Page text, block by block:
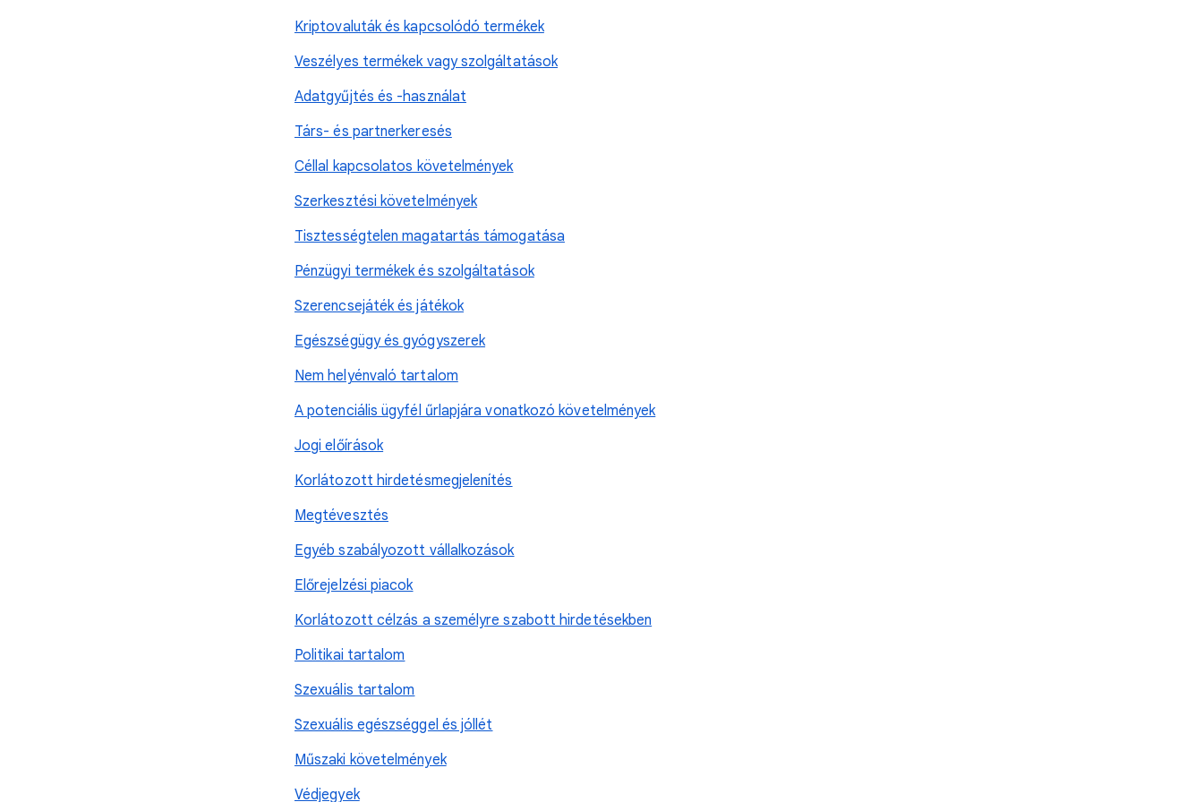
Kriptovaluták és kapcsolódó termékek
Veszélyes termékek vagy szolgáltatások
Adatgyűjtés és -használat
Társ- és partnerkeresés
Céllal kapcsolatos követelmények
Szerkesztési követelmények
Tisztességtelen magatartás támogatása
Pénzügyi termékek és szolgáltatások
Szerencsejáték és játékok
Egészségügy és gyógyszerek
Nem helyénvaló tartalom
A potenciális ügyfél űrlapjára vonatkozó követelmények
Jogi előírások
Korlátozott hirdetésmegjelenítés
Megtévesztés
Egyéb szabályozott vállalkozások
Előrejelzési piacok
Korlátozott célzás a személyre szabott hirdetésekben
Politikai tartalom
Szexuális tartalom
Szexuális egészséggel és jóllét
Műszaki követelmények
Védjegyek